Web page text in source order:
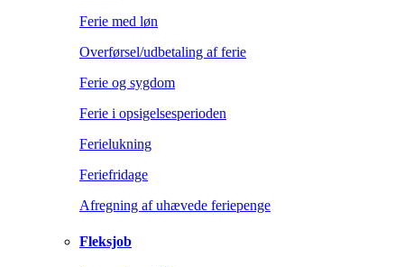
Ferie med løn
Overførsel/udbetaling af ferie
Ferie og sygdom
Ferie i opsigelsesperioden
Ferielukning
Feriefridage
Afregning af uhævede feriepenge
Fleksjob